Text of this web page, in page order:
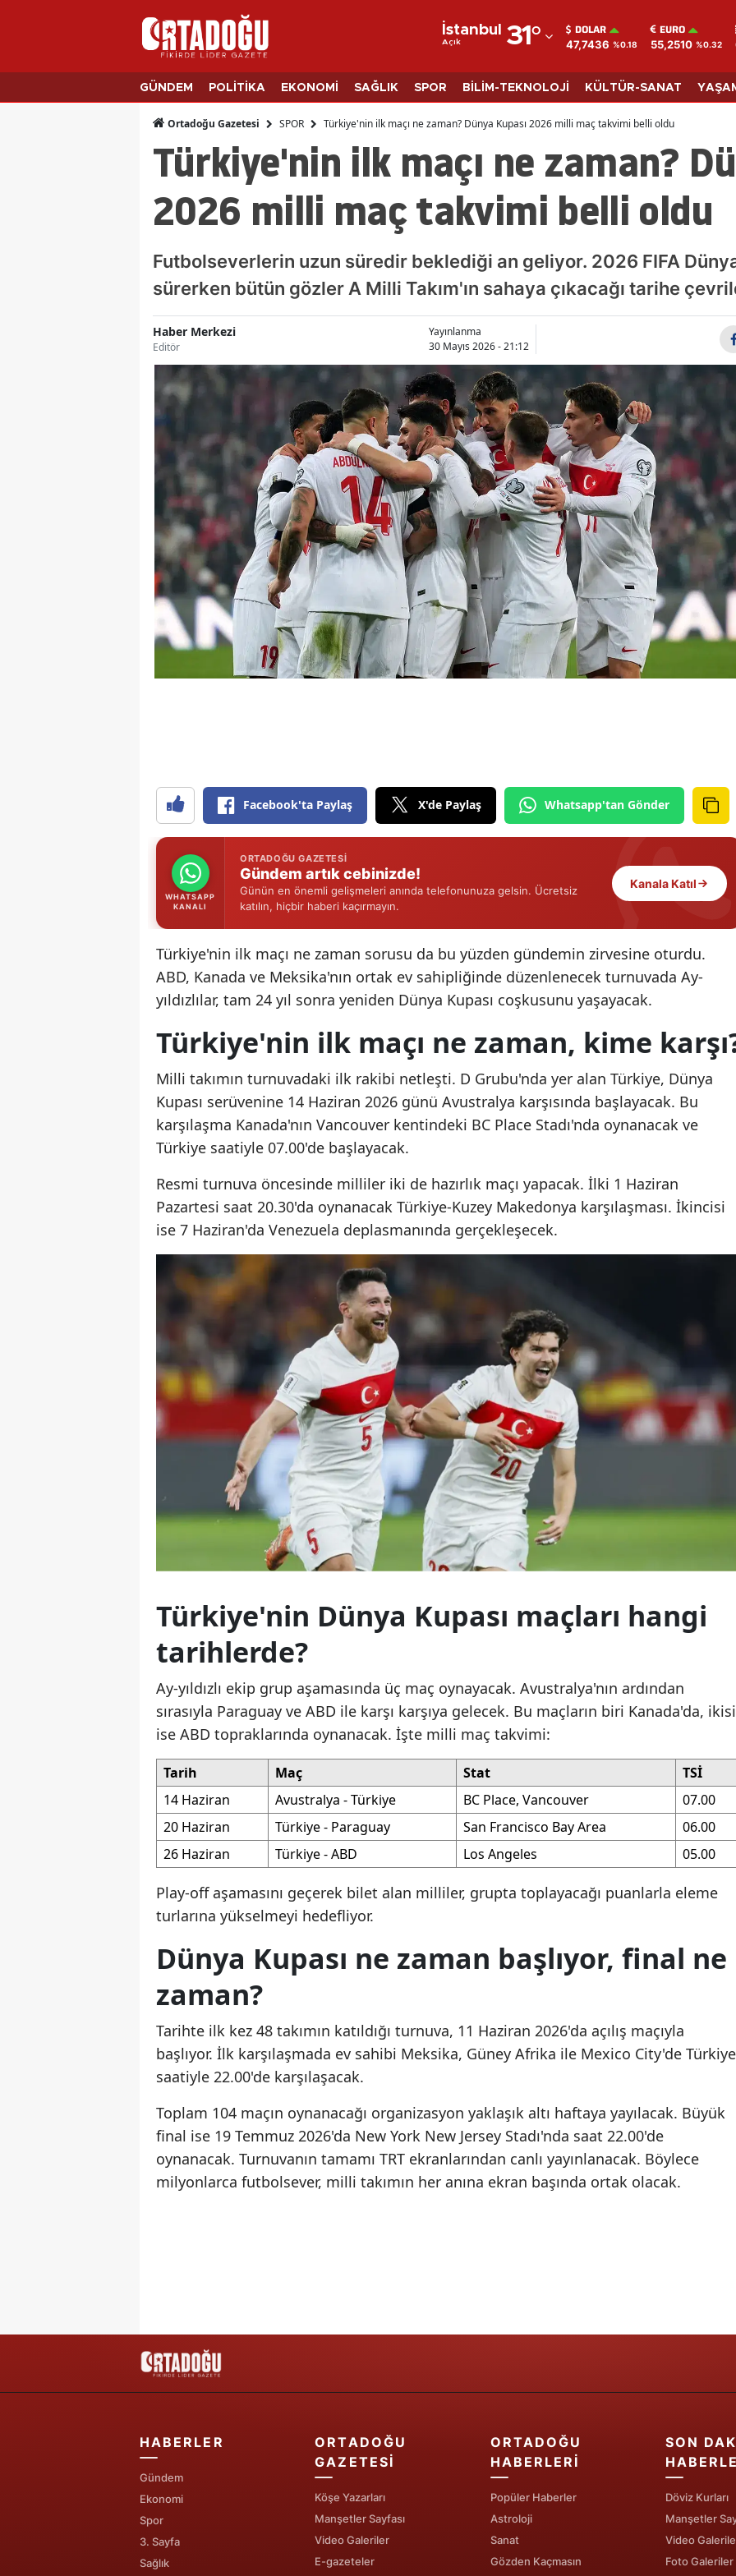
İstanbul
Açık 31°
Adana
Adıyaman
Afyonkarahisar
Amasya
Ankara
Antalya
Artvin
Aydın
Balıkesir
Bilecik
Bingöl
Bitlis
Bolu
Burdur
Bursa
Çanakkale
Çankırı
Çorum
Elazığ
Erzincan
Eskişehir
Giresun
Gümüşhane
Isparta
Mersin
İzmir
Kars
Kayseri
Kırklareli
Kırşehir
Kocaeli
Konya
Kütahya
Malatya
Manisa
Kahramanmaraş
Muğla
Nevşehir
Niğde
Ordu
Rize
Sakarya
Samsun
Siirt
Sivas
Tokat
Tunceli
Şanlıurfa
Bayburt
Batman
Şırnak
Ardahan
DOLAR
47,7436 %0.18
EURO
55,2510 %0.32
GÜNDEM POLİTİKA EKONOMİ SAĞLIK SPOR BİLİM-TEKNOLOJİ KÜLTÜR-SANAT
Ortadoğu Gazetesi SPOR Türkiye'nin ilk maçı ne zaman? Dünya Kupası 2026 milli maç takvimi belli oldu
Türkiye'nin ilk maçı ne zaman?
2026 milli maç takvimi belli oldu
Futbolseverlerin uzun süredir beklediği an geliyor. 2026 FIFA
sürerken bütün gözler A Milli Takım'ın sahaya çıkacağı tarihe
Haber Merkezi
Editör
Yayınlanma
30 Mayıs 2026 - 21:12
Facebook'ta Paylaş X'de Paylaş Whatsapp'tan Gönder
WHATSAPP
KANALI
ORTADOĞU GAZETESI
Gündem artık cebinizde!
Günün en önemli gelişmeleri anında telefonunuza gelsin. Ücretsiz
katılın, hiçbir haberi kaçırmayın.
Kanala Katıl
Türkiye'nin ilk maçı ne zaman sorusu da bu yüzden gündemin zirvesine oturdu.
ABD, Kanada ve Meksika'nın ortak ev sahipliğinde düzenlenecek turnuvada Ay-
yıldızlılar, tam 24 yıl sonra yeniden Dünya Kupası coşkusunu yaşayacak.
Türkiye'nin ilk maçı ne zaman, kime
Milli takımın turnuvadaki ilk rakibi netleşti. D Grubu'nda yer alan Türkiye, Dünya
Kupası serüvenine 14 Haziran 2026 günü Avustralya karşısında başlayacak. Bu
karşılaşma Kanada'nın Vancouver kentindeki BC Place Stadı'nda oynanacak ve
Türkiye saatiyle 07.00'de başlayacak.
Resmi turnuva öncesinde milliler iki de hazırlık maçı yapacak. İlki 1 Haziran
Pazartesi saat 20.30'da oynanacak Türkiye-Kuzey Makedonya karşılaşması. İkincisi
ise 7 Haziran'da Venezuela deplasmanında gerçekleşecek.
Türkiye'nin Dünya Kupası maçları hangi
tarihlerde?
Ay-yıldızlı ekip grup aşamasında üç maç oynayacak. Avustralya'nın ardından
sırasıyla Paraguay ve ABD ile karşı karşıya gelecek. Bu maçların biri Kanada'da, ikisi
ise ABD topraklarında oynanacak. İşte milli maç takvimi:
Tarih Maç Stat
TSİ
14 Haziran
Avustralya - Türkiye BC Place, Vancouver
07.00
20 Haziran
Türkiye - Paraguay San Francisco Bay Area
06.00
26 Haziran
Türkiye - ABD Los Angeles 05.00
Play-off aşamasını geçerek bilet alan milliler, grupta toplayacağı puanlarla eleme
turlarına yükselmeyi hedefliyor.
Dünya Kupası ne zaman başlıyor, final ne
zaman?
Tarihte ilk kez 48 takımın katıldığı turnuva, 11 Haziran 2026'da açılış maçıyla
başlıyor. İlk karşılaşmada ev sahibi Meksika, Güney Afrika ile Mexico City'de Türkiye
saatiyle 22.00'de karşılaşacak.
Toplam 104 maçın oynanacağı organizasyon yaklaşık altı haftaya yayılacak. Büyük
final ise 19 Temmuz 2026'da New York New Jersey Stadı'nda saat 22.00'de
oynanacak. Turnuvanın tamamı TRT ekranlarından canlı yayınlanacak. Böylece
milyonlarca futbolsever, milli takımın her anına ekran başında ortak olacak.
Yeni Parti seçim
anketinde oy oranı
yüzde kaç, kaçıncı
sırad...
Yay
Ağustos
bekliyor?
ve...
Ay yüzeyindeki değişim
görüntülendi: NASA da
inceleyecek
inceleyecek
HABERLER
Gündem
Ekonomi
Spor
3. Sayfa
Sağlık
ORTADOĞU
GAZETESI
Köşe Yazarları
Manşetler Sayfası
Video Galeriler
E-gazeteler
ORTADOĞU
HABERLERI
Popüler Haberler
Astroloji
Sanat
Gözden Kaçmasın
SON
Döviz Kurları
Manşetler
Video
Foto Galeriler